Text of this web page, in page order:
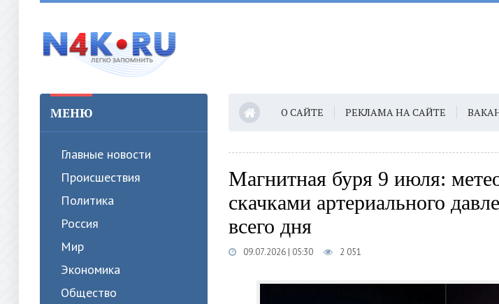
МЕНЮ
Главные новости
Происшествия
Политика
Россия
Мир
Экономика
Общество
О САЙТЕ РЕКЛАМА НА САЙТЕ
Магнитная буря 9 июля:
скачками артериального
всего дня
09.07.2026 | 05:30 2 051